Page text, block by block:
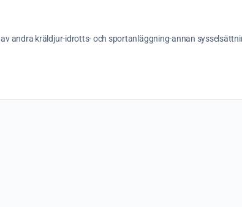
andra kräldjur-idrotts- och sportanläggning-annan